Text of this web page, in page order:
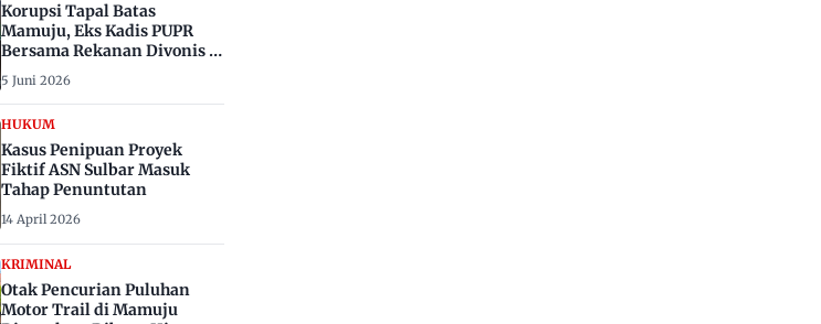
Korupsi Tapal Batas
Mamuju, Eks Kadis PUPR
Bersama Rekanan Divonis 6
dan 8 Tahun Penjara
5 Juni 2026
HUKUM
Kasus Penipuan Proyek
Fiktif ASN Sulbar Masuk
Tahap Penuntutan
14 April 2026
KRIMINAL
Otak Pencurian Puluhan
Motor Trail di Mamuju